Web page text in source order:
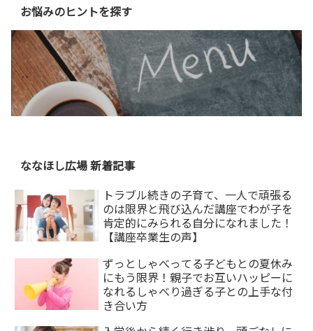
お悩みのヒントを探す
ななほし広場 新着記事
トラブル続きの子育て、一人で頑張る
のは限界と飛び込んだ講座でわが子を
肯定的にみられる自分になれました！
【講座卒業生の声】
ずっとしゃべってる子どもとの夏休み
にもう限界！親子でお互いハッピーに
なれるしゃべり過ぎる子との上手な付
き合い方